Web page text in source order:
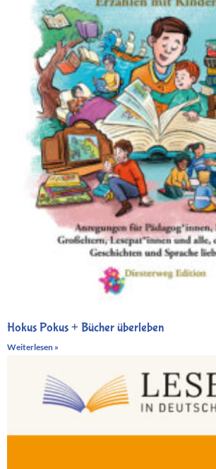
Hokus Pokus + Bücher überleben
Weiterlesen »